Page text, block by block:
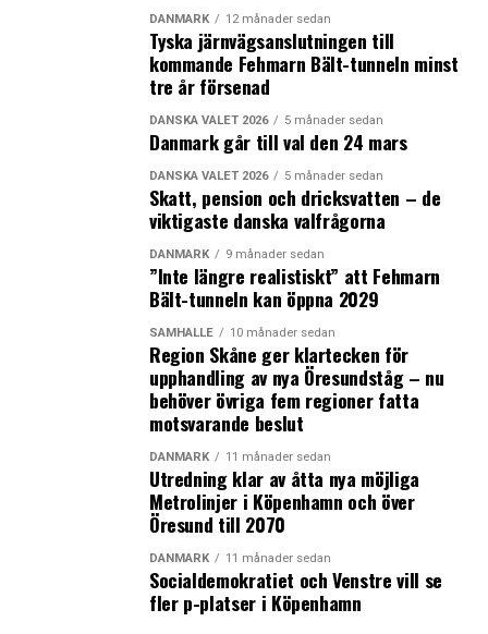
DANMARK 12 månader sedan
Tyska järnvägsanslutningen till
kommande Fehmarn Bält-tunneln minst
tre år försenad
DANSKA VALET 2026 5 månader sedan
Danmark går till val den 24 mars
DANSKA VALET 2026 5 månader sedan
Skatt, pension och dricksvatten – de
viktigaste danska valfrågorna
DANMARK 9 månader sedan
”Inte längre realistiskt” att Fehmarn
Bält-tunneln kan öppna 2029
SAMHÄLLE 10 månader sedan
Region Skåne ger klartecken för
upphandling av nya Öresundståg – nu
behöver övriga fem regioner fatta
motsvarande beslut
DANMARK 11 månader sedan
Utredning klar av åtta nya möjliga
Metrolinjer i Köpenhamn och över
Öresund till 2070
DANMARK 11 månader sedan
Socialdemokratiet och Venstre vill se
fler p-platser i Köpenhamn